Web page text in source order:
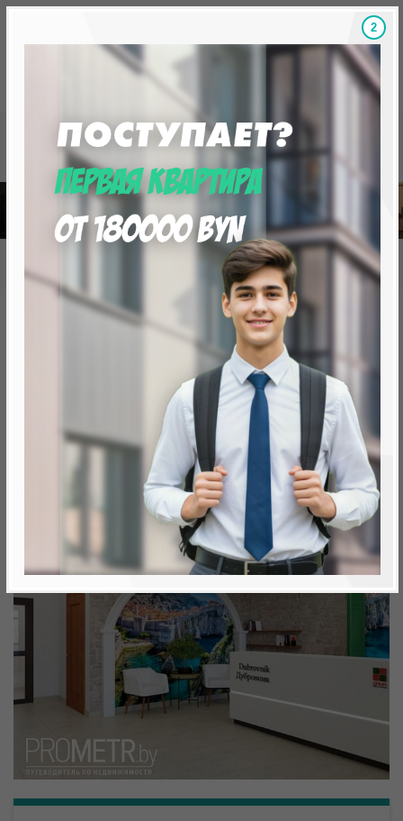
Скидки на новостройки, бонусы
«Минск Мир»
19.7 "Дубровник", квартал "Южная Европа"
19.7 "Дубровник", квартал
"Южная Европа"
Минск, Октябрьский, ул. Аэродромная
метро «Ковальская Слобода», 566 м
1